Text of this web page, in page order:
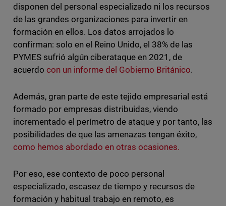
disponen del personal especializado ni los recursos
de las grandes organizaciones para invertir en
formación en ellos. Los datos arrojados lo
confirman: solo en el Reino Unido, el 38% de las
PYMES sufrió algún ciberataque en 2021, de
acuerdo con un informe del Gobierno Británico.
Además, gran parte de este tejido empresarial está
formado por empresas distribuidas, viendo
incrementado el perímetro de ataque y por tanto, las
posibilidades de que las amenazas tengan éxito,
como hemos abordado en otras ocasiones.
Por eso, ese contexto de poco personal
especializado, escasez de tiempo y recursos de
formación y habitual trabajo en remoto, es